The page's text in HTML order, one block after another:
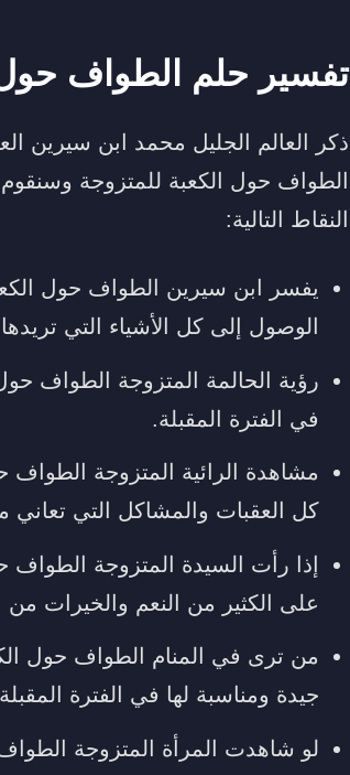
تفسير حلم الطواف حول
ذكر العالم الجليل محمد ابن سيرين
الطواف حول الكعبة للمتزوجة وسنقوم
النقاط التالية:
يفسر ابن سيرين الطواف حول
الوصول إلى كل الأشياء التي
رؤية الحالمة المتزوجة الطواف
في الفترة المقبلة.
مشاهدة الرائية المتزوجة
كل العقبات والمشاكل التي تعاني
إذا رأت السيدة المتزوجة
على الكثير من النعم والخيرات
من ترى في المنام الطواف حول
جيدة ومناسبة لها في الفترة
لو شاهدت المرأة المتزوجة